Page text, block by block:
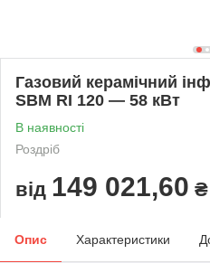
Газовий керамічний
SBM RI 120 — 58 кВт
В наявності
Роздріб
від 149 021,60 ₴
Опис Характеристики